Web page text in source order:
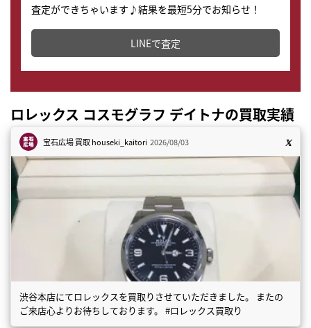
査定ができちゃいます♪結果を最短5分でお知らせ！
どこからでもすぐに査定金額を知ることが出来ます。
LINEで査定
ロレックス コスモグラフ デイトナの買取実績
宝石広場 買取houseki_kaitori 2026/08/03
渋谷本店にてロレックスを買取りさせていただきました。 またの
ご来店心よりお待ちしております。 #ロレックス買取り